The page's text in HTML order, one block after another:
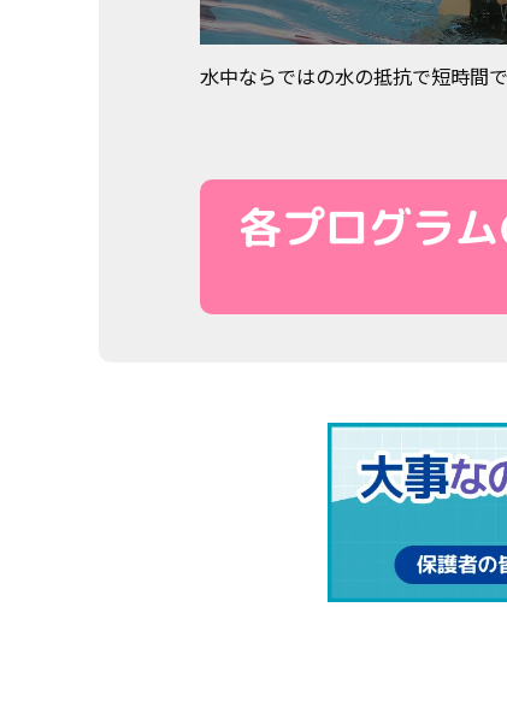
水中ならではの水の抵抗で短時間
各プログラ